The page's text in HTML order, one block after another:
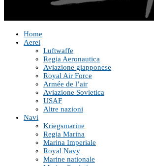
Home
Aerei
Luftwaffe
Regia Aeronautica
Aviazione giapponese
Royal Air Force
Armée de l’air
Aviazione Sovietica
USAF
Altre nazioni
Navi
Kriegsmarine
Regia Marina
Marina Imperiale
Royal Navy
Marine nationale